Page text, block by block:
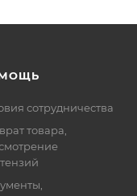
сотрудничества
товара,